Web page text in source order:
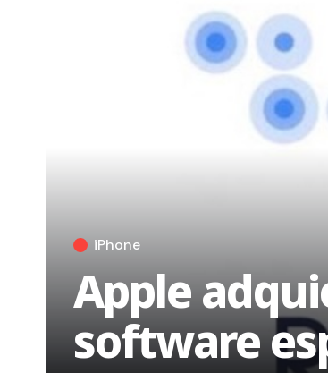
iPhone
Apple
software